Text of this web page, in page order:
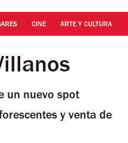
CINE ARTE Y CULTURA
un nuevo spot
y venta de